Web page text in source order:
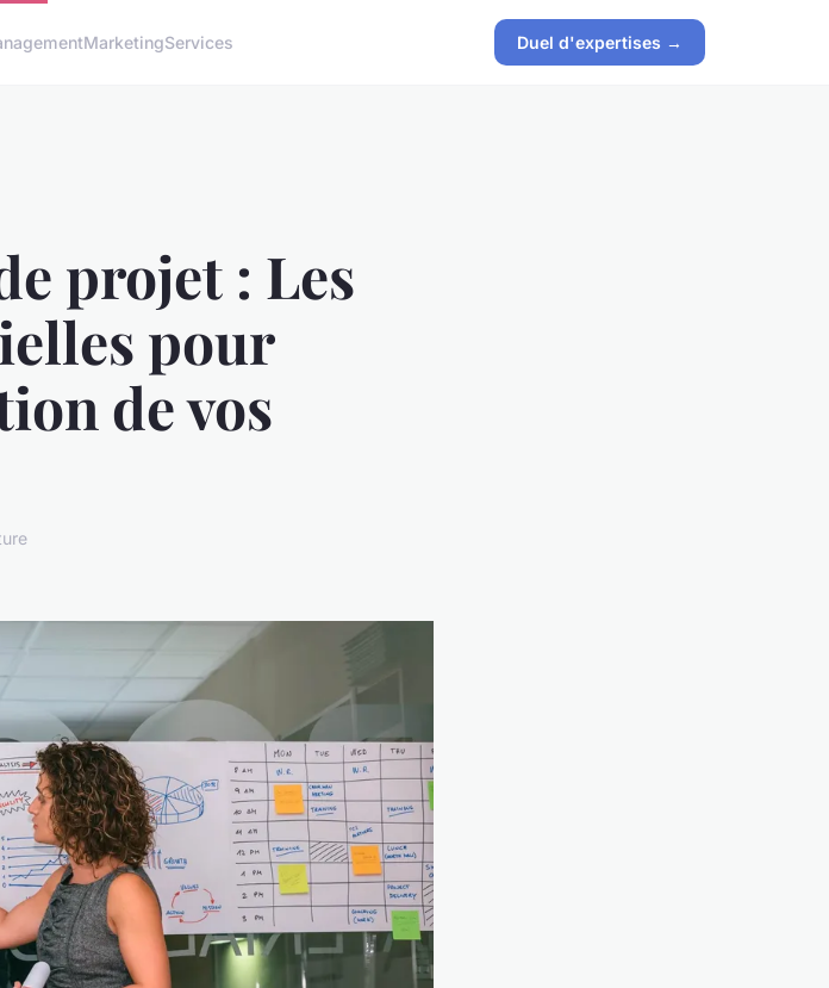
MarketingServices Duel d'expertises →
projet : Les
pour
de vos